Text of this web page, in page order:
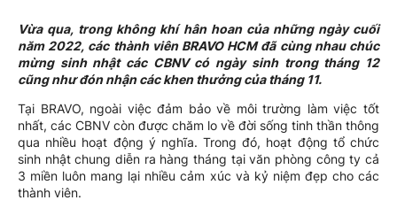
Vừa qua, trong không khí hân hoan của những ngày cuối
năm 2022, các thành viên BRAVO HCM đã cùng nhau chúc
mừng sinh nhật các CBNV có ngày sinh trong tháng 12
cũng như đón nhận các khen thưởng của tháng 11.
Tại BRAVO, ngoài việc đảm bảo về môi trường làm việc tốt
nhất, các CBNV còn được chăm lo về đời sống tinh thần thông
qua nhiều hoạt động ý nghĩa. Trong đó, hoạt động tổ chức
sinh nhật chung diễn ra hàng tháng tại văn phòng công ty cả
3 miền luôn mang lại nhiều cảm xúc và kỷ niệm đẹp cho các
thành viên.